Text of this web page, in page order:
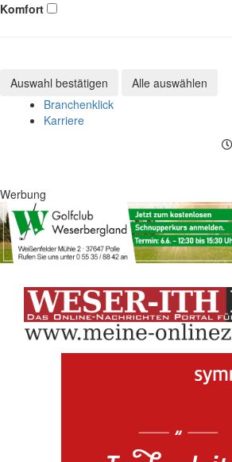
Komfort
Auswahl bestätigen
Alle auswählen
Branchenklick
Karriere
Werbung